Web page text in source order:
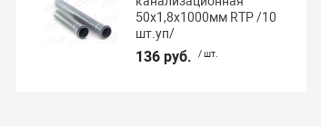
50х1,8х1000мм RTP /10
шт.уп/
136 руб. / шт.